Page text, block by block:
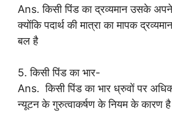
Ans. किसी पिंड का द्रव्यमान उसके अपने
क्योंकि पदार्थ की मात्रा का मापक
बल है
5. किसी पिंड का भार-
Ans. किसी पिंड का भार ध्रुवों पर
न्यूटन के गुरुत्वाकर्षण के नियम के कारण